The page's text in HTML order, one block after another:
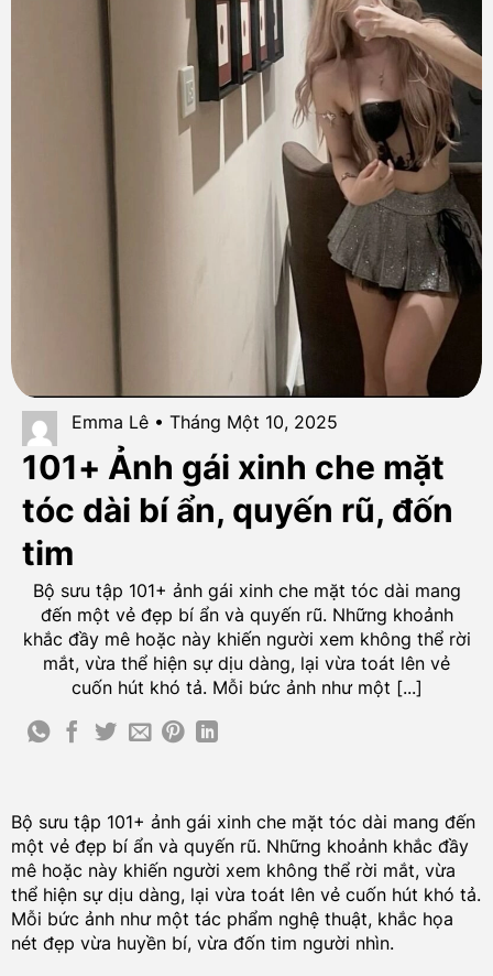
Emma Lê • Tháng Một 10, 2025
101+ Ảnh gái xinh che mặt
tóc dài bí ẩn, quyến rũ, đốn
tim
Bộ sưu tập 101+ ảnh gái xinh che mặt tóc dài mang
đến một vẻ đẹp bí ẩn và quyến rũ. Những khoảnh
khắc đầy mê hoặc này khiến người xem không thể rời
mắt, vừa thể hiện sự dịu dàng, lại vừa toát lên vẻ
cuốn hút khó tả. Mỗi bức ảnh như một [...]
Bộ sưu tập 101+ ảnh gái xinh che mặt tóc dài mang đến
một vẻ đẹp bí ẩn và quyến rũ. Những khoảnh khắc đầy
mê hoặc này khiến người xem không thể rời mắt, vừa
thể hiện sự dịu dàng, lại vừa toát lên vẻ cuốn hút khó tả.
Mỗi bức ảnh như một tác phẩm nghệ thuật, khắc họa
nét đẹp vừa huyền bí, vừa đốn tim người nhìn.